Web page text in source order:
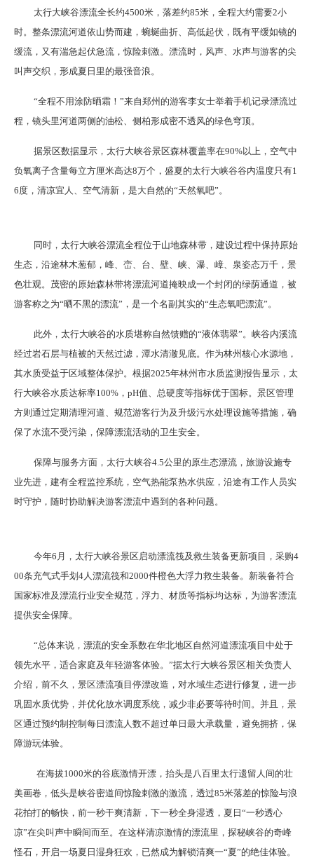
太行大峡谷漂流全长约4500米，落差约85米，全程大约需要2小
时。整条漂流河道依山势而建，蜿蜒曲折、高低起伏，既有平缓如镜的
缓流，又有湍急起伏急流，惊险刺激。漂流时，风声、水声与游客的尖
叫声交织，形成夏日里的最强音浪。
“全程不用涂防晒霜！”来自郑州的游客李女士举着手机记录漂流过
程，镜头里河道两侧的油松、侧柏形成密不透风的绿色穹顶。
据景区数据显示，太行大峡谷景区森林覆盖率在90%以上，空气中
负氧离子含量每立方厘米高达8万个，盛夏的太行大峡谷谷内温度只有1
6度，清凉宜人、空气清新，是大自然的“天然氧吧”。
同时，太行大峡谷漂流全程位于山地森林带，建设过程中保持原始
生态，沿途林木葱郁，峰、峦、台、壁、峡、瀑、嶂、泉姿态万千，景
色壮观。茂密的原始森林带将漂流河道掩映成一个封闭的绿荫通道，被
游客称之为“晒不黑的漂流”，是一个名副其实的“生态氧吧漂流”。
此外，太行大峡谷的水质堪称自然馈赠的“液体翡翠”。峡谷内溪流
经过岩石层与植被的天然过滤，潭水清澈见底。作为林州核心水源地，
其水质受益于区域整体保护。根据2025年林州市水质监测报告显示，太
行大峡谷水质达标率100%，pH值、总硬度等指标优于国标。景区管理
方则通过定期清理河道、规范游客行为及升级污水处理设施等措施，确
保了水流不受污染，保障漂流活动的卫生安全。
保障与服务方面，太行大峡谷4.5公里的原生态漂流，旅游设施专
业先进，建有全程监控系统，空气热能泵热水供应，沿途有工作人员实
时守护，随时协助解决游客漂流中遇到的各种问题。
今年6月，太行大峡谷景区启动漂流筏及救生装备更新项目，采购4
00条充气式手划4人漂流筏和2000件橙色大浮力救生装备。新装备符合
国家标准及漂流行业安全规范，浮力、材质等指标均达标，为游客漂流
提供安全保障。
“总体来说，漂流的安全系数在华北地区自然河道漂流项目中处于
领先水平，适合家庭及年轻游客体验。”据太行大峡谷景区相关负责人
介绍，前不久，景区漂流项目停漂改造，对水域生态进行修复，进一步
巩固水质优势，并优化放水调度系统，减少非必要等待时间。并且，景
区通过预约制控制每日漂流人数不超过单日最大承载量，避免拥挤，保
障游玩体验。
在海拔1000米的谷底激情开漂，抬头是八百里太行遗留人间的壮
美画卷，低头是峡谷密道间惊险刺激的激流，透过85米落差的惊险与浪
花拍打的畅快，前一秒干爽清新，下一秒全身湿透，夏日“一秒透心
凉”在尖叫声中瞬间而至。在这样清凉激情的漂流里，探秘峡谷的奇峰
怪石，开启一场夏日湿身狂欢，已然成为解锁清爽一“夏”的绝佳体验。